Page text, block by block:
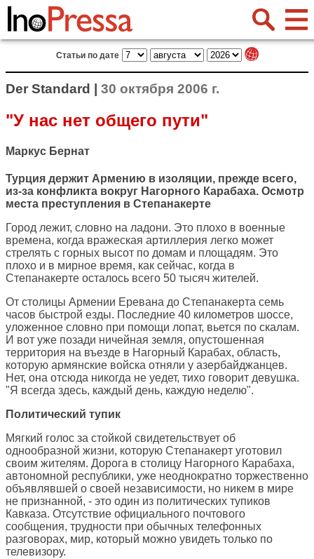
Статьи по дате
Der Standard | 30 октября 2006 г.
"У нас нет общего пути"
Маркус Бернат
Турция держит Армению в изоляции, прежде всего,
из-за конфликта вокруг Нагорного Карабаха. Осмотр
места преступления в Степанакерте
Город лежит, словно на ладони. Это плохо в военные
времена, когда вражеская артиллерия легко может
стрелять с горных высот по домам и площадям. Это
плохо и в мирное время, как сейчас, когда в
Степанакерте осталось всего 50 тысяч жителей.
От столицы Армении Еревана до Степанакерта семь
часов быстрой езды. Последние 40 километров шоссе,
уложенное словно при помощи лопат, вьется по скалам.
И вот уже позади ничейная земля, опустошенная
территория на въезде в Нагорный Карабах, область,
которую армянские войска отняли у азербайджанцев.
Нет, она отсюда никогда не уедет, тихо говорит девушка.
"Я всегда здесь, каждый день, каждую неделю".
Политический тупик
Мягкий голос за стойкой свидетельствует об
однообразной жизни, которую Степанакерт уготовил
своим жителям. Дорога в столицу Нагорного Карабаха,
автономной республики, уже неоднократно торжественно
объявлявшей о своей независимости, но никем в мире
не признанной, - это один из политических тупиков
Кавказа. Отсутствие официального почтового
сообщения, трудности при обычных телефонных
разговорах, мир, который можно увидеть только по
телевизору.